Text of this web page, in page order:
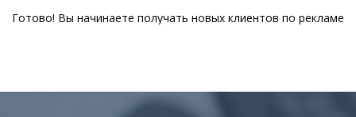
Готово! Вы начинаете получать новых клиентов по рекламе